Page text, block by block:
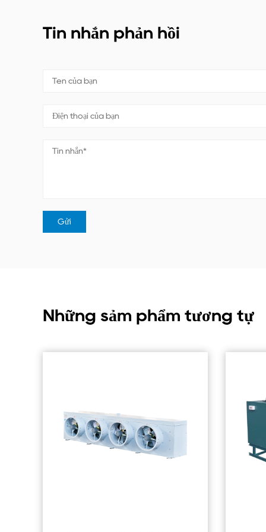
Tin nhắn phản hồi
Những sảm phẩm tương tự